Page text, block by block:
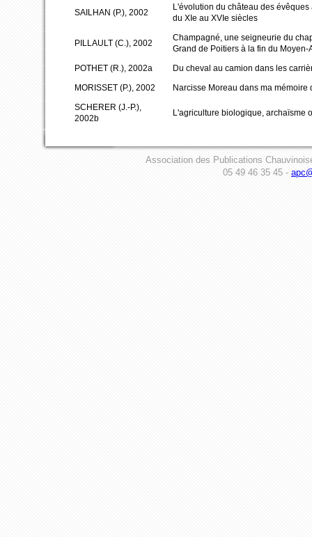
SAILHAN (P.), 2002
L'évolution du château des
du XIe au XVIe siècles
PILLAULT (C.), 2002
Champagné, une seigneurie du
Grand de Poitiers à la fin du Moyen-
POTHET (R.), 2002a
Du cheval au camion dans les
MORISSET (P.), 2002
Narcisse Moreau dans ma mémoire
SCHERER (J.-P.),
2002b
L'agriculture biologique, archaïsme
Association des Publications
05 49 46 35 45 -